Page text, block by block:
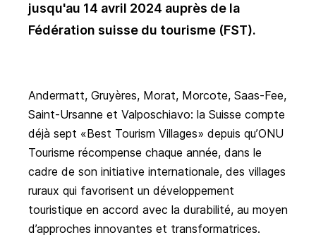
jusqu'au 14 avril 2024 auprès de la
Fédération suisse du tourisme (FST).
Andermatt, Gruyères, Morat, Morcote, Saas-Fee,
Saint-Ursanne et Valposchiavo: la Suisse compte
déjà sept «Best Tourism Villages» depuis qu’ONU
Tourisme récompense chaque année, dans le
cadre de son initiative internationale, des villages
ruraux qui favorisent un développement
touristique en accord avec la durabilité, au moyen
d’approches innovantes et transformatrices.